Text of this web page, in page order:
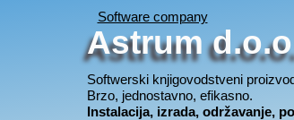
Software company
Astrum
Softwerski knjigovodstveni
Brzo, jednostavno, efikasno.
Instalacija, izrada, održavanje,